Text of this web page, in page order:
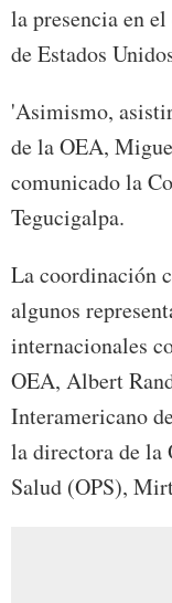
la presencia en
de Estados
'Asimismo,
de la OEA,
comunicado la
Tegucigalpa.
La coordinación
algunos
internacionales
OEA, Albert
Interamericano
la directora de la
Salud (OPS),